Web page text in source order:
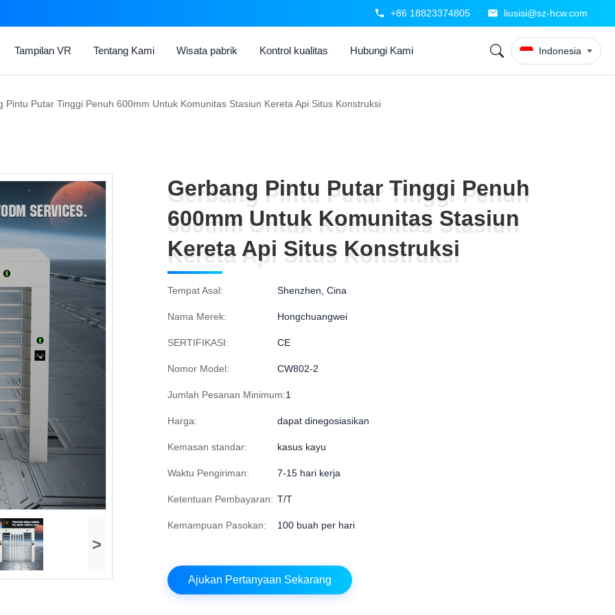
+86 18823374805 liusisi@sz-hcw.com
Tampilan VR Tentang Kami Wisata pabrik Kontrol kualitas Hubungi Kami Indonesia
Pintu Putar Tinggi Penuh 600mm Untuk Komunitas Stasiun Kereta Api Situs Konstruksi
>
Gerbang Pintu Putar Tinggi Penuh
600mm Untuk Komunitas Stasiun
Kereta Api Situs Konstruksi
Gerbang Pintu Putar Tinggi Penuh
600mm Untuk Komunitas Stasiun
Kereta Api Situs Konstruksi
Tempat Asal: Shenzhen, Cina
Nama Merek: Hongchuangwei
SERTIFIKASI: CE
Nomor Model: CW802-2
Jumlah Pesanan Minimum:1
Harga: dapat dinegosiasikan
Kemasan standar: kasus kayu
Waktu Pengiriman: 7-15 hari kerja
Ketentuan Pembayaran: T/T
Kemampuan Pasokan: 100 buah per hari
Ajukan Pertanyaan Sekarang